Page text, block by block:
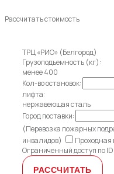
Рассчитать стоимость
ТРЦ «РИО» (Белгород)
Грузоподъемность (кг):
менее 400
Кол-во остановок:
лифта:
нержавеющая сталь
Город поставки:
(Перевозка пожарных
инвалидов)
Проходная
Ограниченный доступ по